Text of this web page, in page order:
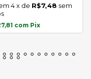
4x de R$7,48 sem
com Pix